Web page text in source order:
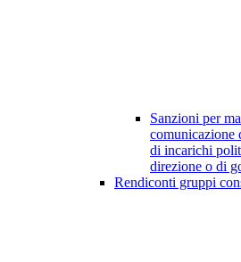
Sanzioni per
comunicazione
di incarichi
direzione o di
Rendiconti gruppi